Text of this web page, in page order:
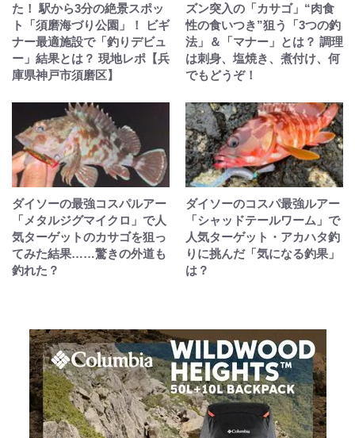
た！ 駅から3分の絶景スポッ
ト「須磨海づり公園」！ ビギ
ナー最適施設で「釣りデビュ
ー」結果とは？ 現地レポ【兵
庫県神戸市須磨区】
ズン突入の「カサゴ」“肉食
性の食いつき”狙う「3つの釣
法」＆「マナー」とは？ 調理
は刺身、塩焼き、煮付け、何
でもどうぞ！
ダイソーの最強コスパルアー
「メタルジグマイクロ」で人
気ターゲットのカサゴを狙っ
てみた結果……驚きの外道も
釣れた？
ダイソーのコスパ最強ルアー
「シャッドテールワーム」で
人気ターゲット・アカハタ釣
りに挑んだ「気になる釣果」
は？